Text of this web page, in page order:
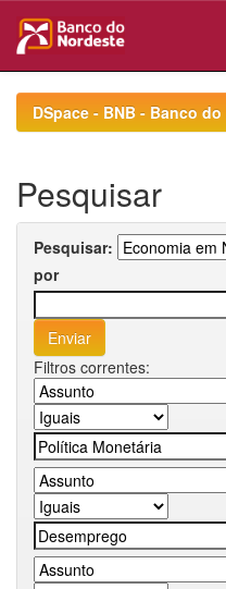
navigationDSpace - BNB - Banco
Pesquisar
Pesquisar:
por
Filtros correntes: